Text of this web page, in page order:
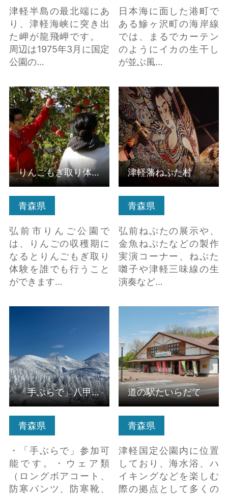
津軽半島の最北端にあ
り、津軽海峡に突き出
た岬が龍飛岬です。
周辺は1975年3月に国定
公園の…
日本海に面した港町で
ある鰺ヶ沢町の海岸線
では、まるでカーテン
のようにイカの生干し
が並ぶ風…
青森県
弘前市りんご公園で
は、りんごの収穫期に
なるとりんごもぎ取り
体験を誰でも行うこと
ができます…
りんごもぎ取り体験 の
詳細はこちら
りんごもぎ取り体験
青森県
弘前ねぷたの展示や、
金魚ねぷたなどの製作
実演コーナー、ねぷた
囃子や津軽三味線の生
演奏など…
津軽藩ねぷた村 の詳細
はこちら
津軽藩ねぷた村
青森県
・「手ぶらで」参加可
能です。・ウェア類
（ロングボアコート、
防寒パンツ、防寒靴、
「手ぶらで」八甲田樹氷スノーシューツアー
青森県
津軽国定公園内に位置
しており、海水浴、ハ
イキングなどを楽しむ
際の拠点として多くの
道の駅たいらだて の詳
道の駅たいらだて